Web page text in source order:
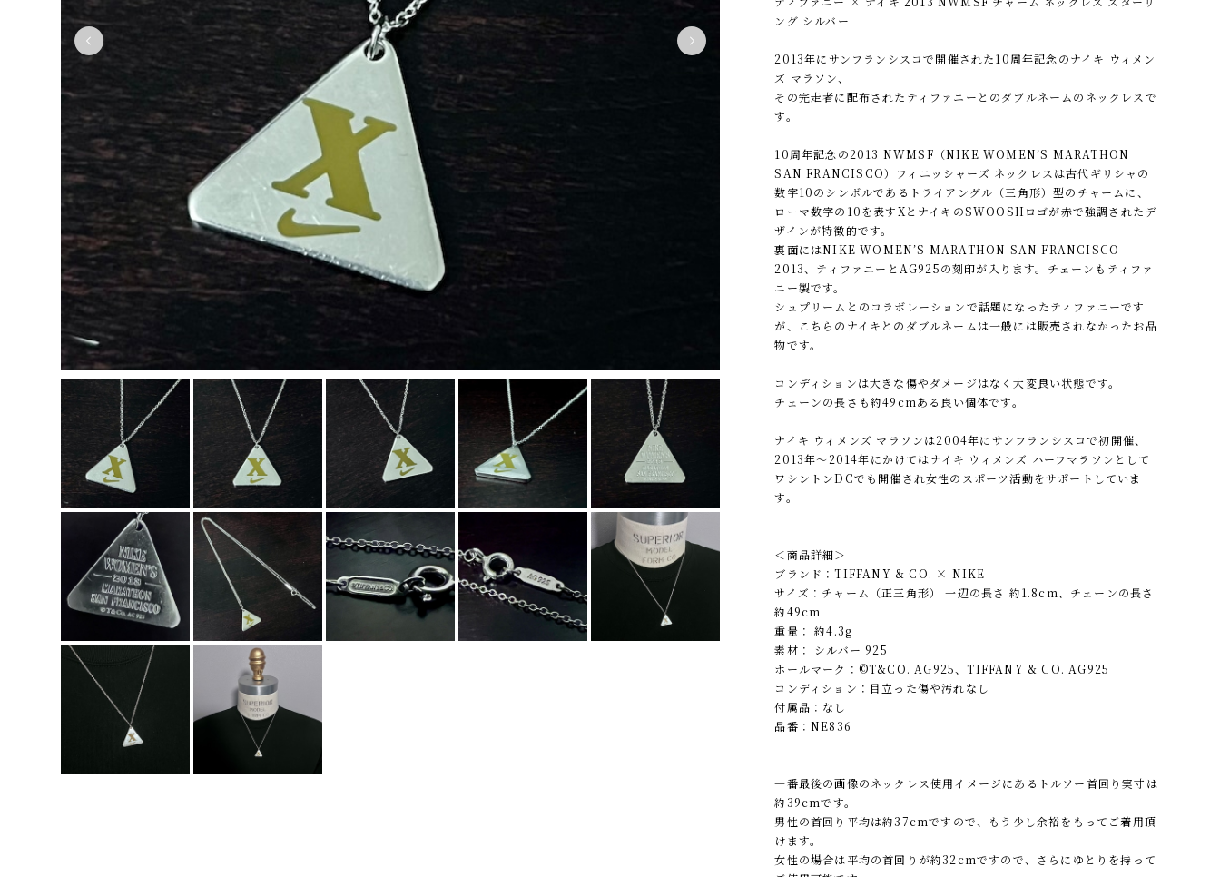
ング シルバー
2013年にサンフランシスコで開催された10周年記念のナイキ ウィメン
ズ マラソン、
その完走者に配布されたティファニーとのダブルネームのネックレスで
す。
10周年記念の2013 NWMSF（NIKE WOMEN’S MARATHON
SAN FRANCISCO）フィニッシャーズ ネックレスは古代ギリシャの
数字10のシンボルであるトライアングル（三角形）型のチャームに、
ローマ数字の10を表すXとナイキのSWOOSHロゴが赤で強調されたデ
ザインが特徴的です。
裏面にはNIKE WOMEN’S MARATHON SAN FRANCISCO
2013、ティファニーとAG925の刻印が入ります。チェーンもティファ
ニー製です。
シュプリームとのコラボレーションで話題になったティファニーです
が、こちらのナイキとのダブルネームは一般には販売されなかったお品
物です。
コンディションは大きな傷やダメージはなく大変良い状態です。
チェーンの長さも約49cmある良い個体です。
ナイキ ウィメンズ マラソンは2004年にサンフランシスコで初開催、
2013年〜2014年にかけてはナイキ ウィメンズ ハーフマラソンとして
ワシントンDCでも開催され女性のスポーツ活動をサポートしていま
す。
＜商品詳細＞
ブランド：TIFFANY & CO. × NIKE
サイズ：チャーム（正三角形） 一辺の長さ 約1.8cm、チェーンの長さ
約49cm
重量： 約4.3g
素材： シルバー 925
ホールマーク：©︎T&CO. AG925、TIFFANY & CO. AG925
コンディション：目立った傷や汚れなし
付属品：なし
品番：NE836
一番最後の画像のネックレス使用イメージにあるトルソー首回り実寸は
約39cmです。
男性の首回り平均は約37cmですので、もう少し余裕をもってご着用頂
けます。
女性の場合は平均の首回りが約32cmですので、さらにゆとりを持って